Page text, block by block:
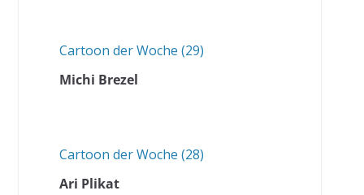
Cartoon der Woche (29)
Michi Brezel
Cartoon der Woche (28)
Ari Plikat